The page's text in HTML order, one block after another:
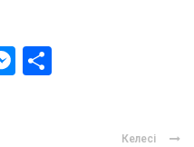
Messenger
Келесі